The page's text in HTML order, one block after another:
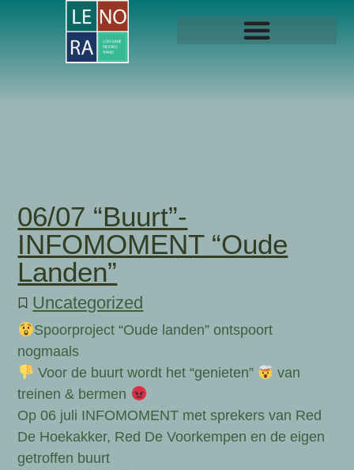
06/07 “Buurt”-
INFOMOMENT “Oude
Landen”
Uncategorized
Spoorproject “Oude landen” ontspoort
nogmaals
Voor de buurt wordt het “genieten”
van
treinen & bermen
Op 06 juli INFOMOMENT met sprekers van Red
De Hoekakker, Red De Voorkempen en de eigen
getroffen buurt